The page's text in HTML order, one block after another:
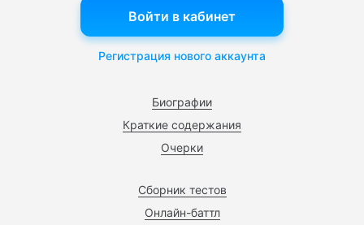
Биографии
Краткие содержания
Очерки
Сборник тестов
Онлайн-баттл
Войти в кабинет
Регистрация нового аккаунта